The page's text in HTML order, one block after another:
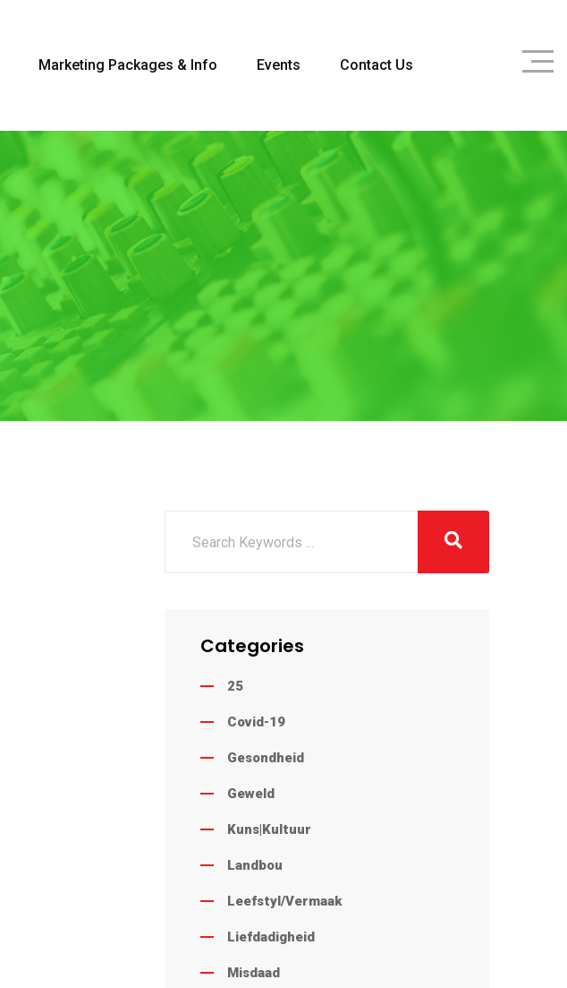
Marketing Packages & Info Events Contact Us
Categories
25
Covid-19
Gesondheid
Geweld
Kuns|Kultuur
Landbou
Leefstyl/Vermaak
Liefdadigheid
Misdaad